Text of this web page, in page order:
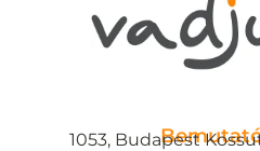
1053, Budapest